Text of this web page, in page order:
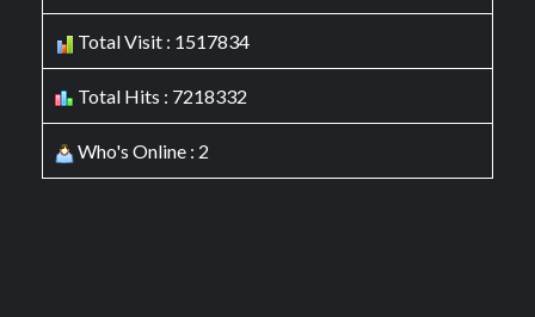
Total Visit : 1517834
Total Hits : 7218332
Who's Online : 2